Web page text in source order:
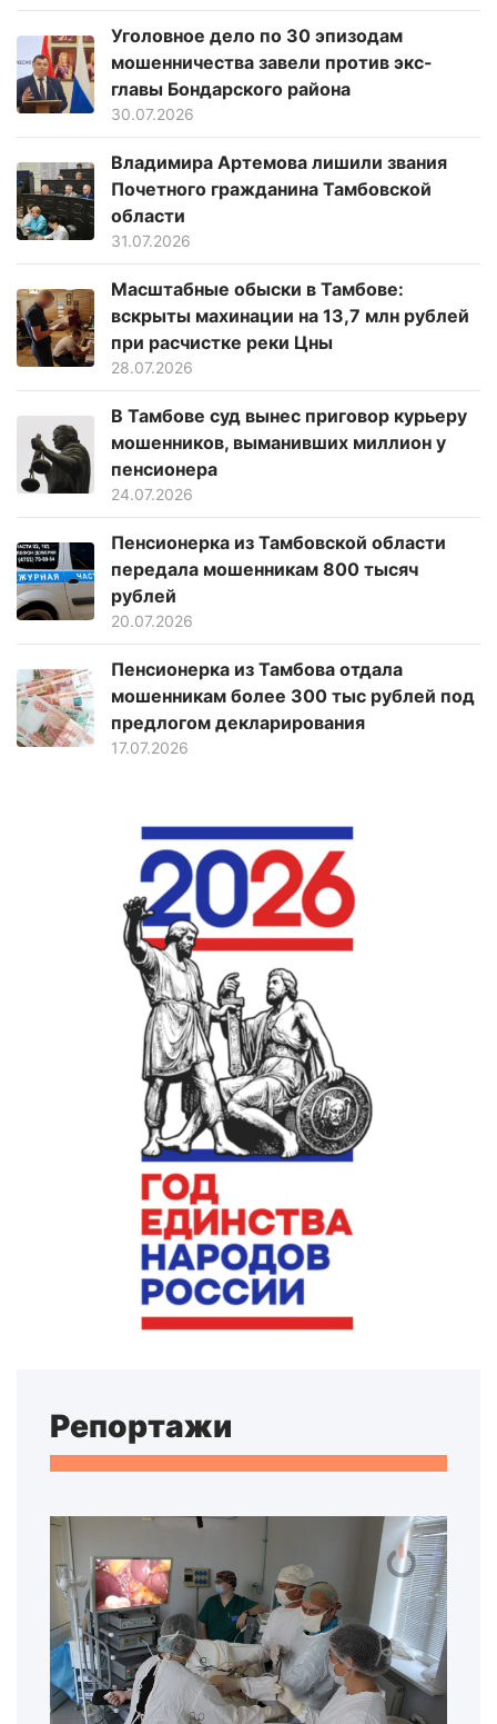
Уголовное дело по 30 эпизодам
мошенничества завели против экс-
главы Бондарского района
30.07.2026
Владимира Артемова лишили звания
Почетного гражданина Тамбовской
области
31.07.2026
Масштабные обыски в Тамбове:
вскрыты махинации на 13,7 млн рублей
при расчистке реки Цны
28.07.2026
В Тамбове суд вынес приговор курьеру
мошенников, выманивших миллион у
пенсионера
24.07.2026
Пенсионерка из Тамбовской области
передала мошенникам 800 тысяч
рублей
20.07.2026
Пенсионерка из Тамбова отдала
мошенникам более 300 тыс рублей под
предлогом декларирования
17.07.2026
Репортажи